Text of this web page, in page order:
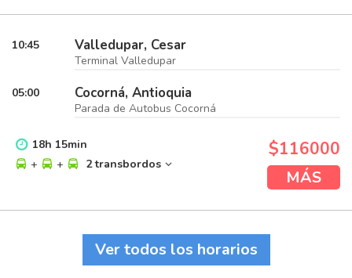
10:45 Valledupar, Cesar
Terminal Valledupar
05:00 Cocorná, Antioquia
Parada de Autobus Cocorná
18h 15min
+
+ 2 transbordos
$116000
MÁS
Ver todos los horarios